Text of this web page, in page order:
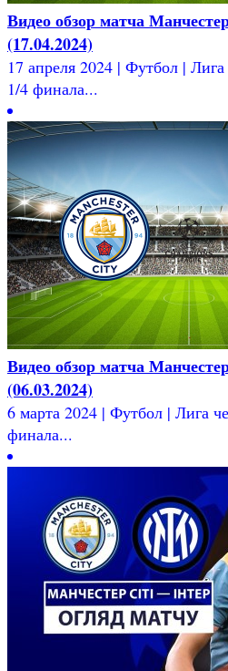
Видео обзор матча
(17.04.2024)
17 апреля 2024 | Футбол |
1/4 финала...
Видео обзор матча
(06.03.2024)
6 марта 2024 | Футбол | Лига
финала...